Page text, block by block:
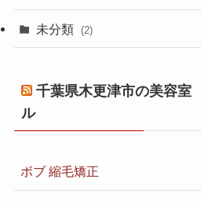
未分類 (2)
千葉県木更津市の美容
ル
ボブ 縮毛矯正